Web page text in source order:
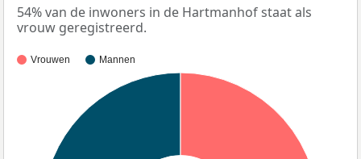
54% van de inwoners in de Hartmanhof staat als
vrouw geregistreerd.
Vrouwen Mannen